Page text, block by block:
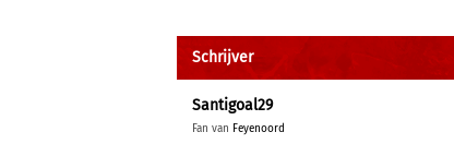
Schrijver
Santigoal29
Fan van Feyenoord